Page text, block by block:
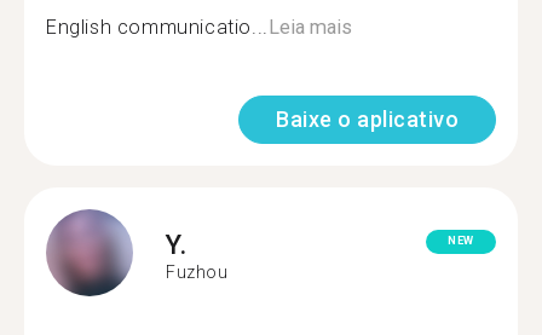
English communicatio...Leia mais
Baixe o aplicativo
Y.
Fuzhou
NEW